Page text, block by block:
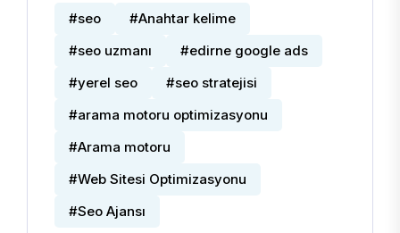
#seo
#Anahtar kelime
#seo uzmanı
#edirne google ads
#yerel seo
#seo stratejisi
#arama motoru optimizasyonu
#Arama motoru
#Web Sitesi Optimizasyonu
#Seo Ajansı